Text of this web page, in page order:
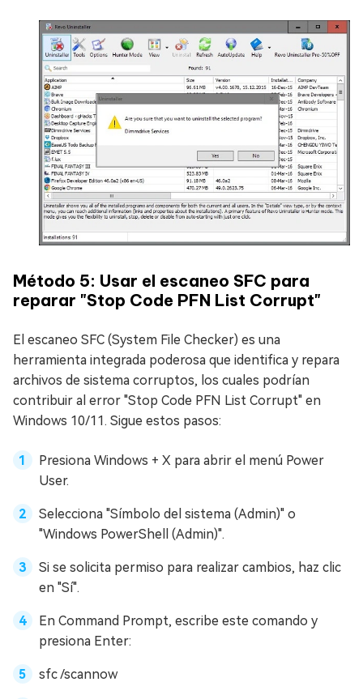
Método 5: Usar el escaneo SFC para
reparar "Stop Code PFN List Corrupt"
El escaneo SFC (System File Checker) es una
herramienta integrada poderosa que identifica y repara
archivos de sistema corruptos, los cuales podrían
contribuir al error "Stop Code PFN List Corrupt" en
Windows 10/11. Sigue estos pasos:
Presiona Windows + X para abrir el menú Power
User.
Selecciona "Símbolo del sistema (Admin)" o
"Windows PowerShell (Admin)".
Si se solicita permiso para realizar cambios, haz clic
en "Sí".
En Command Prompt, escribe este comando y
presiona Enter:
sfc /scannow